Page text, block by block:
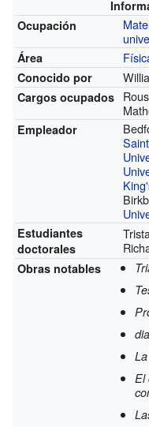
Ocupación
Área
Conocido por
Cargos ocupados
Empleador
Estudiantes
doctorales
Obras notables
El